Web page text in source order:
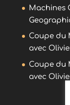
Machines
Coupe du
avec
Coupe du
avec